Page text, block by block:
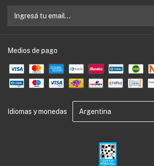
Medios de pago
Idiomas y monedas